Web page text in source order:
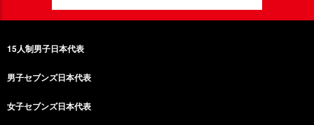
15人制男子日本代表
男子セブンズ日本代表
女子セブンズ日本代表